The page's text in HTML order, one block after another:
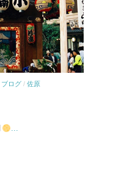
ブログ /佐原
...